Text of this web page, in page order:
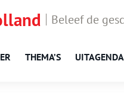
Beleef de
THEMA’S UITAGENDA